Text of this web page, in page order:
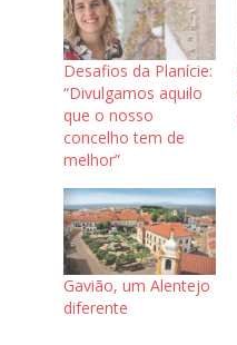
Desafios da Planície:
“Divulgamos aquilo
que o nosso
concelho tem de
melhor”
Gavião, um Alentejo
diferente